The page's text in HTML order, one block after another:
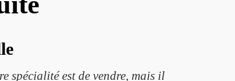
spécialité est de vendre, mais il